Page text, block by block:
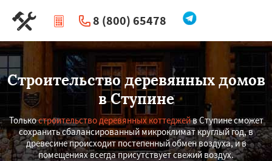
8 (800) 65478
| Перезвоните мне
Строительство деревянных домов
в Ступине
Толькостроительство деревянных коттеджейв Ступине сможет
сохранить сбалансированный микроклимат круглый год, в
древесине происходит постепенный обмен воздуха, и в
помещениях всегда присутствует свежий воздух.